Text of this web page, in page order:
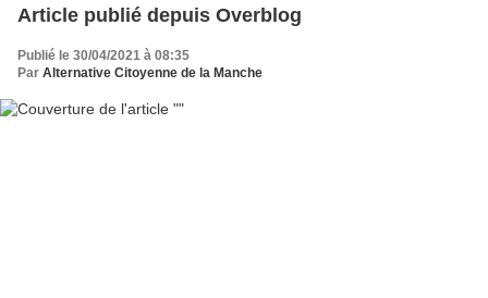
Article publié depuis Overblog
Publié le 30/04/2021 à 08:35
Par Alternative Citoyenne de la Manche